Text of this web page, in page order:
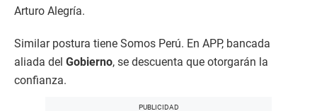
Arturo Alegría.
Similar postura tiene Somos Perú. En APP, bancada
aliada del Gobierno, se descuenta que otorgarán la
confianza.